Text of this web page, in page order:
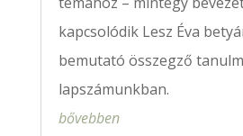
kapcsolódik Lesz Éva
bemutató összegző
lapszámunkban.
bővebben